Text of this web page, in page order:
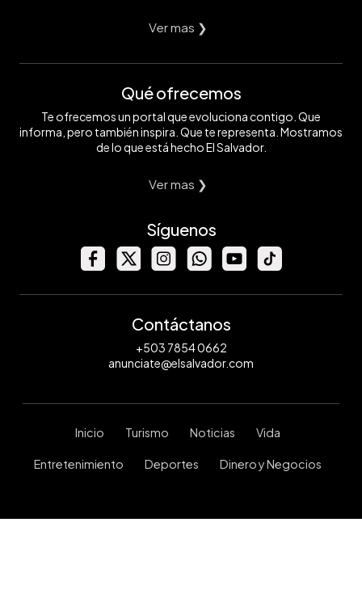
Ver mas ❯
Qué ofrecemos
Te ofrecemos un portal que evoluciona contigo. Que
informa, pero también inspira. Que te representa. Mostramos
de lo que está hecho El Salvador.
Ver mas ❯
Síguenos
Contáctanos
+503 7854 0662
anunciate@elsalvador.com
Inicio Turismo Noticias Vida
Entretenimiento Deportes Dinero y Negocios